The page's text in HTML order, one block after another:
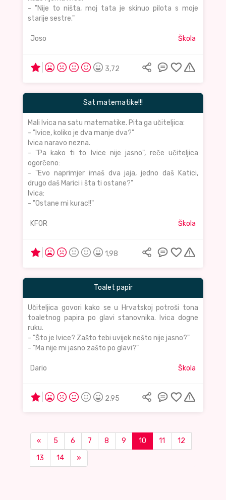
- "Nije to ništa, moj tata je skinuo pilota s moje
starije sestre."
Joso Škola
3,72
Sat matematike!!!
Mali Ivica na satu matematike. Pita ga učiteljica:
- "Ivice, koliko je dva manje dva?"
Ivica naravo nezna.
- "Pa kako ti to Ivice nije jasno", reče učiteljica
ogorčeno:
- "Evo naprimjer imaš dva jaja, jedno daš Katici,
drugo daš Marici i šta ti ostane?"
Ivica:
- "Ostane mi kurac!!"
KFOR Škola
1,98
Toalet papir
Učiteljica govori kako se u Hrvatskoj potroši tona
toaletnog papira po glavi stanovnika. Ivica dogne
ruku.
- "Što je Ivice? Zašto tebi uvijek nešto nije jasno?"
- "Ma nije mi jasno zašto po glavi?"
Dario Škola
2,95
« 5 6 7 8 9 10 11
12
13
14 »